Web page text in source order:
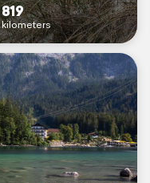
819
kilometers